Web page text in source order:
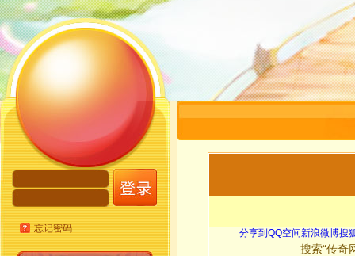
忘记密码 分享到 QQ空间新浪微博搜
搜索“传奇